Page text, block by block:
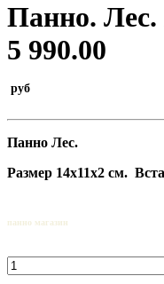
Панно. Лес.
5 990.00
руб
Панно Лес.
Размер 14х11х2 см.
панно магазин